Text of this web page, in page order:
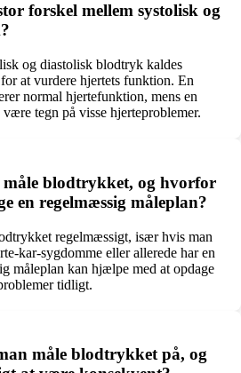
forskel mellem systolisk og
og diastolisk blodtryk kaldes
at vurdere hjertets funktion. En
normal hjertefunktion, mens en
tegn på visse hjerteproblemer.
blodtrykket, og hvorfor
en regelmæssig måleplan?
regelmæssigt, især hvis man
kar-sygdomme eller allerede har en
måleplan kan hjælpe med at opdage
tidligt.
måle blodtrykket på, og